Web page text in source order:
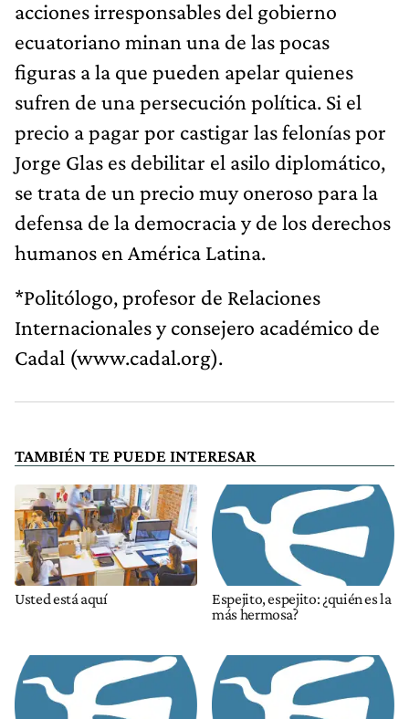
acciones irresponsables del gobierno
ecuatoriano minan una de las pocas
figuras a la que pueden apelar quienes
sufren de una persecución política. Si el
precio a pagar por castigar las felonías por
Jorge Glas es debilitar el asilo diplomático,
se trata de un precio muy oneroso para la
defensa de la democracia y de los derechos
humanos en América Latina.
*Politólogo, profesor de Relaciones
Internacionales y consejero académico de
Cadal (www.cadal.org).
TAMBIÉN TE PUEDE INTERESAR
Usted está aquí
Espejito, espejito: ¿quién es la
más hermosa?